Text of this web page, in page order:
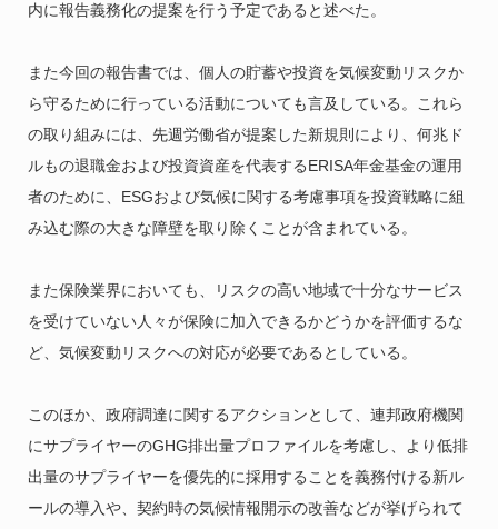
内に報告義務化の提案を行う予定であると述べた。
また今回の報告書では、個人の貯蓄や投資を気候変動リスクか
ら守るために行っている活動についても言及している。これら
の取り組みには、先週労働省が提案した新規則により、何兆ド
ルもの退職金および投資資産を代表するERISA年金基金の運用
者のために、ESGおよび気候に関する考慮事項を投資戦略に組
み込む際の大きな障壁を取り除くことが含まれている。
また保険業界においても、リスクの高い地域で十分なサービス
を受けていない人々が保険に加入できるかどうかを評価するな
ど、気候変動リスクへの対応が必要であるとしている。
このほか、政府調達に関するアクションとして、連邦政府機関
にサプライヤーのGHG排出量プロファイルを考慮し、より低排
出量のサプライヤーを優先的に採用することを義務付ける新ル
ールの導入や、契約時の気候情報開示の改善などが挙げられて